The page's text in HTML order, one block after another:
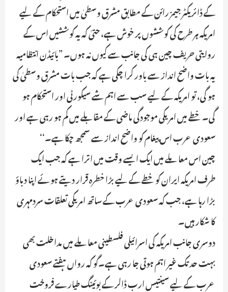
کے ڈائریکٹر جیمز رائن کے مطابق مشرق وسطیٰ میں استحکام کے لیے
امریکہ ہر طرح کی کوششوں پر خوش ہے، حتیٰ کہ یہ کوششیں اس کے
روایتی حریف چین ہی کی جانب سے کیوں نہ ہوں۔ ”بائیڈن انتظامیہ
یہ بات واضح انداز سے باور کرا چکی ہے کہ جب بات مشرق وسطیٰ کی
ہو گی، تو امریکہ کے لیے سب سے اہم شے سیکورٹی اور استحکام ہو
گی۔ خطے میں امریکی موجودگی ماضی کے مقابلے میں کم ہو رہی ہے اور
سعودی عرب اس پیغام کو واضح انداز سے سمجھ چکا ہے۔‘‘
چین اس معاملے میں ایک ایسے وقت میں اترا ہے کہ جب ایک
طرف امریکہ ایران کو خطے کے لیے بڑا خطرہ قرار دیتے ہوئے اپنا دباؤ
بڑا رہا ہے، جب کہ سعودی عرب کے ساتھ امریکی تعلقات سردمہری
کا شکار ہیں۔
دوسری جانب امریکہ کی اسرائیلی فلسطینی معاملے میں مداخلت بھی
بہت حد تک غیر اہم ہوتی جا رہی ہے۔گو کہ رواں ہفتے سعودی
عرب کے لیے سینتیس ارب ڈالر کے بوئینگ طیارے فروخت